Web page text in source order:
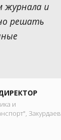
журнала и
решать
и
Закурдаев